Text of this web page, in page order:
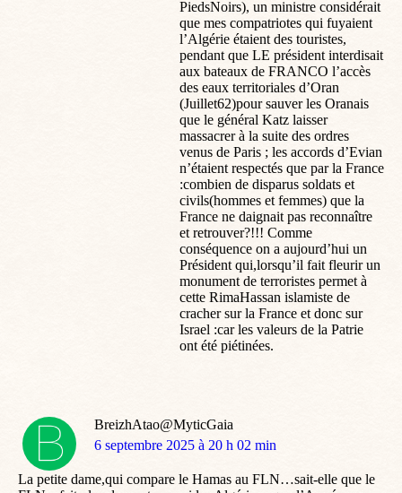
PiedsNoirs), un ministre considérait
que mes compatriotes qui fuyaient
l’Algérie étaient des touristes,
pendant que LE président interdisait
aux bateaux de FRANCO l’accès
des eaux territoriales d’Oran
(Juillet62)pour sauver les Oranais
que le général Katz laisser
massacrer à la suite des ordres
venus de Paris ; les accords d’Evian
n’étaient respectés que par la France
:combien de disparus soldats et
civils(hommes et femmes) que la
France ne daignait pas reconnaître
et retrouver?!!! Comme
conséquence on a aujourd’hui un
Président qui,lorsqu’il fait fleurir un
monument de terroristes permet à
cette RimaHassan islamiste de
cracher sur la France et donc sur
Israel :car les valeurs de la Patrie
ont été piétinées.
BreizhAtao@MyticGaia
dit
6 septembre 2025 à 20 h 02 min
La petite dame,qui compare le Hamas au FLN…sait-elle que le